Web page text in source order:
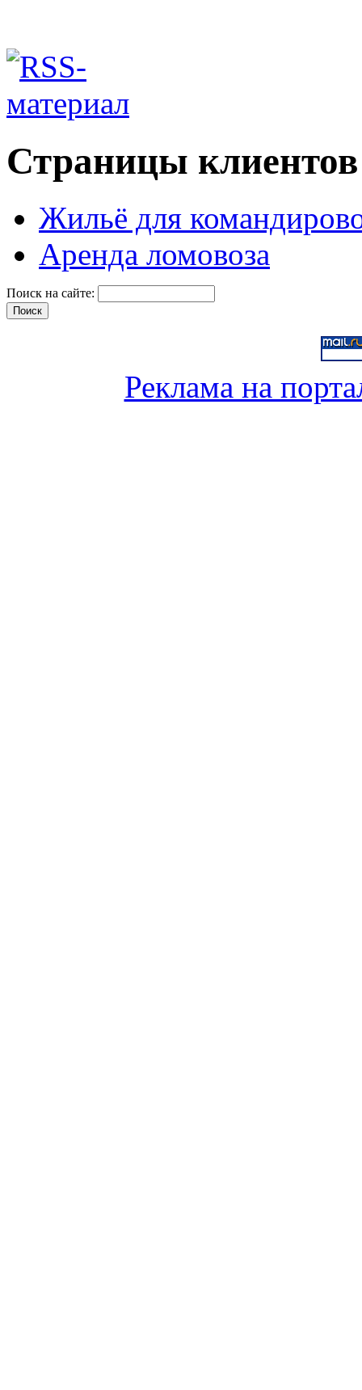
Страницы клиентов
Жильё для
Аренда ломовоза
Поиск на сайте:
Реклама на